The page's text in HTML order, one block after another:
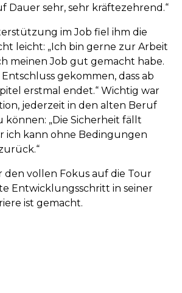
Dauer sehr, sehr kräftezehrend.“
im Job fiel ihm die
leicht: „Ich bin gerne zur Arbeit
meinen Job gut gemacht habe.
gekommen, dass ab
erstmal endet.“ Wichtig war
jederzeit in den alten Beruf
„Die Sicherheit fällt
ich kann ohne Bedingungen
den vollen Fokus auf die Tour
Entwicklungsschritt in seiner
ist gemacht.